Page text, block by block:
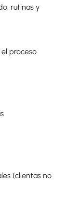
rutinas y
proceso
(clientas no